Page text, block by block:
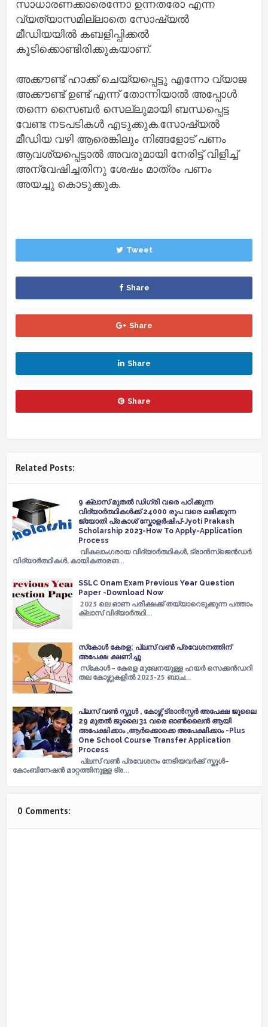
സാധാരണക്കാരെന്നോ ഉന്നതരോ എന്ന
വ്യത്യാസമില്ലാതെ സോഷ്യൽ
മീഡിയയിൽ കബളിപ്പിക്കൽ
കൂടിക്കൊണ്ടിരിക്കുകയാണ്.
അക്കൗണ്ട് ഹാക്ക് ചെയ്യപ്പെട്ടു എന്നോ വ്യാജ
അക്കൗണ്ട് ഉണ്ട് എന്ന് തോന്നിയാൽ അപ്പോൾ
തന്നെ സൈബർ സെല്ലുമായി ബന്ധപ്പെട്ട
വേണ്ട നടപടികൾ എടുക്കുക.സോഷ്യൽ
മീഡിയ വഴി ആരെങ്കിലും നിങ്ങളോട് പണം
ആവശ്യപ്പെട്ടാൽ അവരുമായി നേരിട്ട് വിളിച്ച്
അന്വേഷിച്ചതിനു ശേഷം മാത്രം പണം
അയച്ചു കൊടുക്കുക.
Tweet
Share
Share
Share
Share
Related Posts:
9 ക്ലാസ് മുതൽ ഡിഗ്രി വരെ പഠിക്കുന്ന
വിദ്യാർത്ഥികൾക്ക് 24000 രൂപ വരെ ലഭിക്കുന്ന
ജ്യോതി പ്രകാശ് സ്കോളർഷിപ്-Jyoti Prakash
Scholarship 2023-How To Apply-Application
Process
വികലാംഗരായ വിദ്യാർത്ഥികൾ, ട്രാൻസ്‌ജെൻഡർ
വിദ്യാർത്ഥികൾ, കായികതാരങ…
SSLC Onam Exam Previous Year Question
Paper -Download Now
2023 ലെ ഓണ പരീക്ഷക്ക് തയ്യാറെടുക്കുന്ന പത്താം
ക്ലാസ് വിദ്യാർത്ഥി…
സ്‌കോൾ കേരള; പ്ലസ് വൺ പ്രവേശനത്തിന്
അപേക്ഷ ക്ഷണിച്ചു
സ്‌കോൾ – കേരള മുഖേനയുള്ള ഹയർ സെക്കൻഡറി
തല കോഴ്സുകളിൽ 2023-25 ബാച…
പ്ലസ് വൺ സ്കൂൾ , കോഴ്സ് ട്രാൻസ്ഫർ അപേക്ഷ ജൂലൈ
29 മുതൽ ജൂലൈ 31 വരെ ഓൺലൈൻ ആയി
അപേക്ഷിക്കാം ,ആർക്കൊക്കെ അപേക്ഷിക്കാം -Plus
One School Course Transfer Application
Process
പ്ലസ് വൺ പ്രവേശനം നേടിയവർക്ക് സ്കൂൾ–
കോംബിനേഷൻ മാറ്റത്തിനുള്ള ട്ര…
0 Comments: